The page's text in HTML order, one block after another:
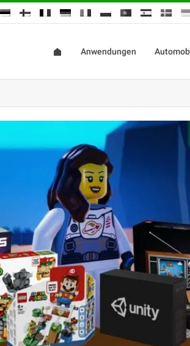
Anwendungen